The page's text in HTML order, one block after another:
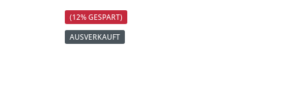
(12% GESPART)
AUSVERKAUFT